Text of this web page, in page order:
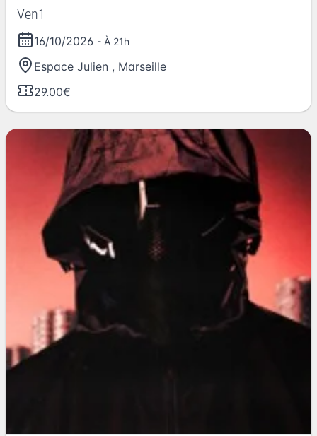
Ven1
16/10/2026 - À 21h
Espace Julien , Marseille
29.00€